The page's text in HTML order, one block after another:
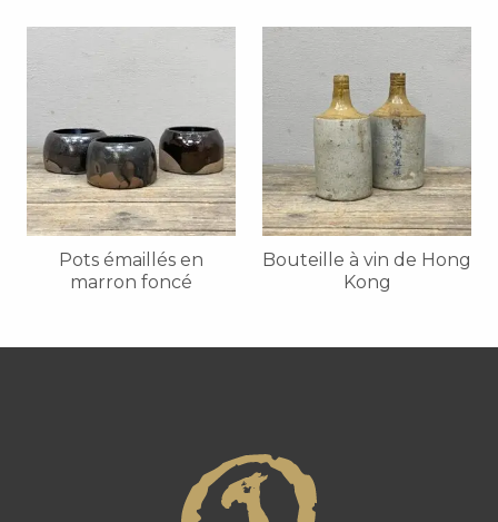
Pots émaillés en
marron foncé
Bouteille à vin de Hong
Kong